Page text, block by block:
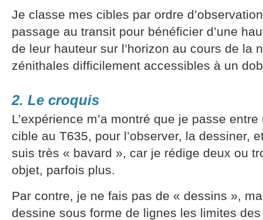
Je classe mes cibles par ordre
passage au transit pour bénéficier d’une
de leur hauteur sur l’horizon au cours de la
zénithales difficilement accessibles à un
2. Le croquis
L’expérience m’a montré que je passe
cible au T635, pour l’observer, la dessiner,
suis très « bavard », car je rédige deux ou
objet, parfois plus.
Par contre, je ne fais pas de « dessins »,
dessine sous forme de lignes les limites